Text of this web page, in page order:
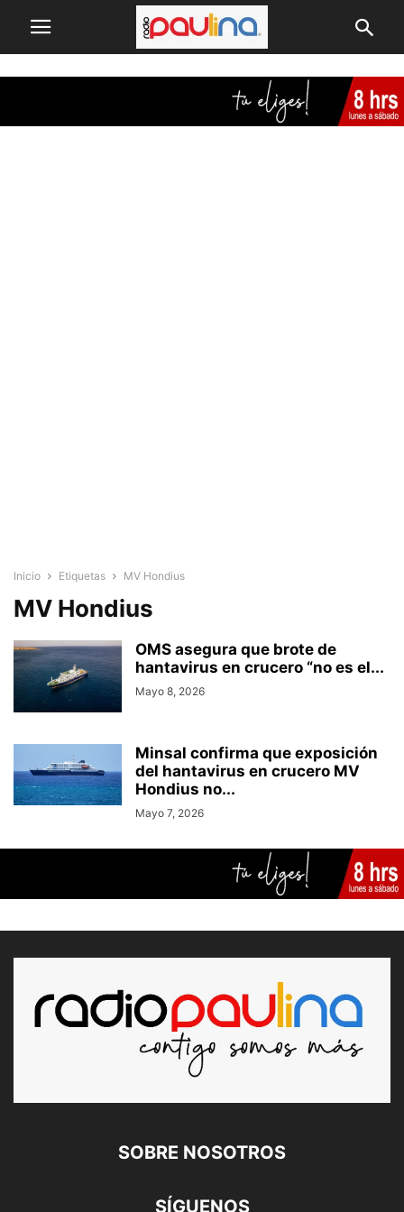
Inicio Etiquetas MV Hondius
MV Hondius
OMS asegura que brote de
hantavirus en crucero “no es el...
Mayo 8, 2026
Minsal confirma que exposición
del hantavirus en crucero MV
Hondius no...
Mayo 7, 2026
SOBRE NOSOTROS
SÍGUENOS